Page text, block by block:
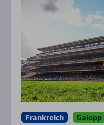
Frankreich Galopp